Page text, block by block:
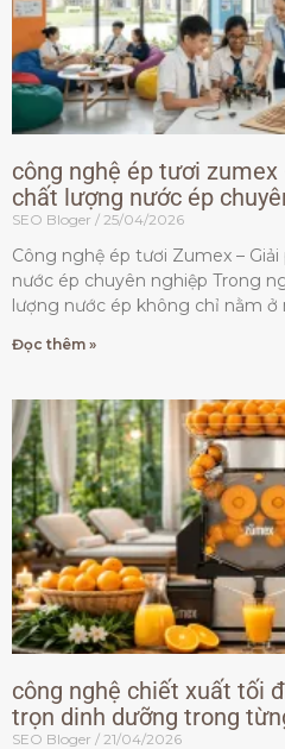
công nghệ ép tươi
chất lượng nước ép
SEO Bloger 25/04/2026
Công nghệ ép tươi Zumex –
nước ép chuyên nghiệp Trong
lượng nước ép không chỉ nằm ở
Đọc thêm »
công nghệ chiết xuất tối
trọn dinh dưỡng trong
SEO Bloger 21/04/2026